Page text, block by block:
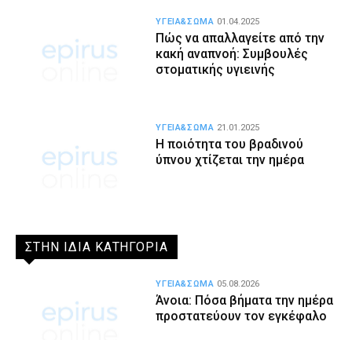
Πώς να απαλλαγείτε από την
κακή αναπνοή: Συμβουλές
στοματικής υγιεινής
ΥΓΕΙΑ&ΣΩΜΑ 01.04.2025
Η ποιότητα του βραδινού
ύπνου χτίζεται την ημέρα
ΥΓΕΙΑ&ΣΩΜΑ 21.01.2025
ΣΤΗΝ ΙΔΙΑ ΚΑΤΗΓΟΡΙΑ
Άνοια: Πόσα βήματα την ημέρα
προστατεύουν τον εγκέφαλο
ΥΓΕΙΑ&ΣΩΜΑ 05.08.2026